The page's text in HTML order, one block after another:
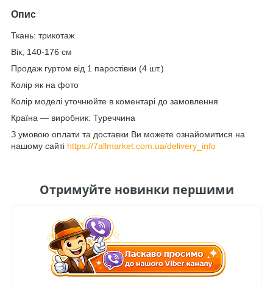
Опис
Ткань: трикотаж
Вік; 140-176 см
Продаж гуртом від 1 паростівки (4 шт.)
Колір як на фото
Колір моделі уточнюйте в коментарі до замовлення
Країна — виробник: Туреччина
З умовою оплати та доставки Ви можете ознайомитися на
нашому сайті https://7allmarket.com.ua/delivery_info
Отримуйте новинки першими